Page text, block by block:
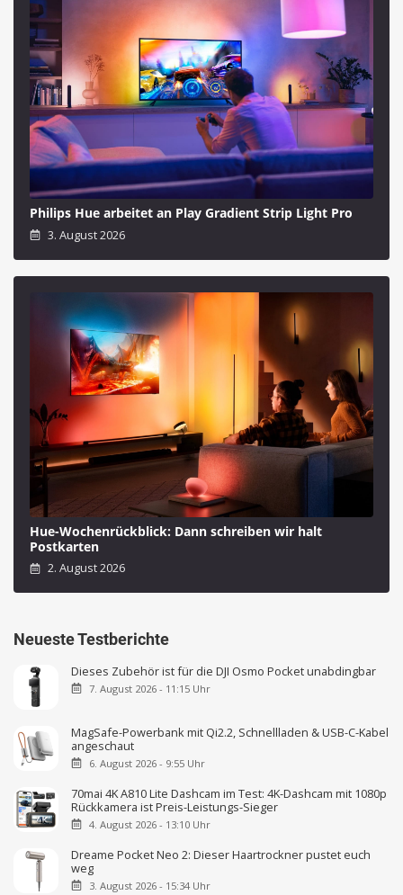
Philips Hue arbeitet an Play Gradient Strip Light Pro
3. August 2026
Hue-Wochenrückblick: Dann schreiben wir halt
Postkarten
2. August 2026
Neueste Testberichte
Dieses Zubehör ist für die DJI Osmo Pocket unabdingbar
7. August 2026 - 11:15 Uhr
MagSafe-Powerbank mit Qi2.2, Schnellladen & USB-C-Kabel
angeschaut
6. August 2026 - 9:55 Uhr
70mai 4K A810 Lite Dashcam im Test: 4K-Dashcam mit 1080p
Rückkamera ist Preis-Leistungs-Sieger
4. August 2026 - 13:10 Uhr
Dreame Pocket Neo 2: Dieser Haartrockner pustet euch
weg
3. August 2026 - 15:34 Uhr